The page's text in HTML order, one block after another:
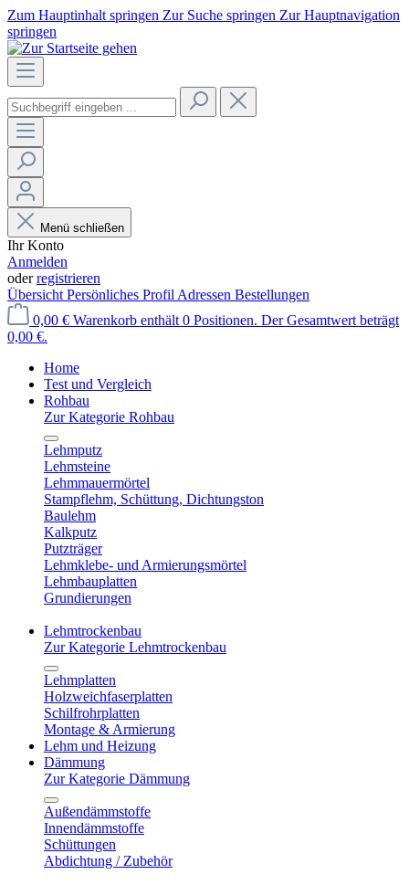
Zum Hauptinhalt springen Zur Suche springen Zur Hauptnavigation
springen
Menü schließen
Ihr Konto
Anmelden
oderregistrieren
Übersicht Persönliches Profil Adressen Bestellungen
0,00 € Warenkorb enthält 0 Positionen. Der Gesamtwert beträgt
0,00 €.
Home
Test und Vergleich
Rohbau
Zur Kategorie Rohbau
Lehmputz
Lehmsteine
Lehmmauermörtel
Stampflehm, Schüttung, Dichtungston
Baulehm
Kalkputz
Putzträger
Lehmklebe- und Armierungsmörtel
Lehmbauplatten
Grundierungen
Lehmtrockenbau
Zur Kategorie Lehmtrockenbau
Lehmplatten
Holzweichfaserplatten
Schilfrohrplatten
Montage & Armierung
Lehm und Heizung
Dämmung
Zur Kategorie Dämmung
Außendämmstoffe
Innendämmstoffe
Schüttungen
Abdichtung / Zubehör